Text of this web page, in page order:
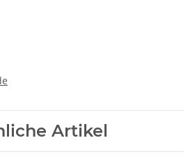
Artikel